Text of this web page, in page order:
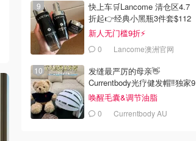
快上车🛒Lancome 清仓区4.7
折起👉经典小黑瓶3件套$112
新人无门槛9折⚡️
0 Lancome澳洲官网
发缝最严厉的母亲👋
Currentbody光疗健发帽‼️独家9
折
唤醒毛囊&调节油脂
0 Currentbody AU